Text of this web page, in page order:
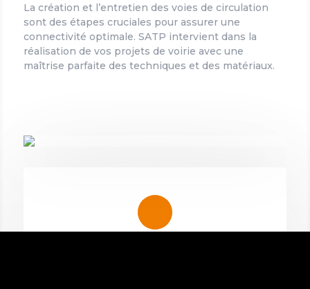
La création et l’entretien des voies de circulation
sont des étapes cruciales pour assurer une
connectivité optimale. SATP intervient dans la
réalisation de vos projets de voirie avec une
maîtrise parfaite des techniques et des matériaux.